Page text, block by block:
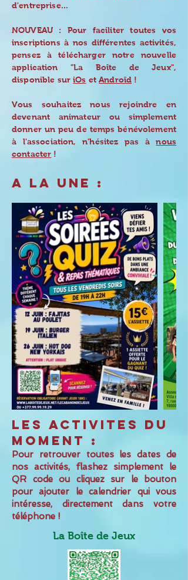
d'entreprise...
NOUVEAU : Pour faciliter toutes vos
inscriptions à nos différentes activités,
pensez à télécharger notre nouvelle
application "La Boîte de Jeux",
disponible suriOs etAndroïd !
Vous souhaitez nous rejoindre en
devenant animateur ou simplement
donner un peu de temps bénévolement
à l'association, n'hésitez pas ànous
contacter !
A LA UNE :
LES ACTIVITES du
moment :
Pour retrouver toutes les dates de
nos activités, flashez simplement le
QR code ou cliquez sur le bouton
pour ajouter le calendrier qui vous
intéresse, directement dans votre
téléphone !
La Boîte de Jeux